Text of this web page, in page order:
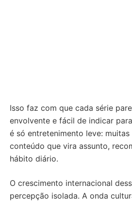
Isso faz com que cada série
envolvente e fácil de indicar
é só entretenimento leve:
conteúdo que vira assunto,
hábito diário.
O crescimento internacional
percepção isolada. A onda